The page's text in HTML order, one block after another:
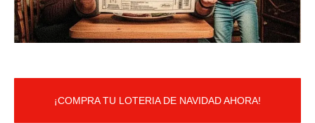
¡COMPRA TU LOTERIA DE NAVIDAD AHORA!